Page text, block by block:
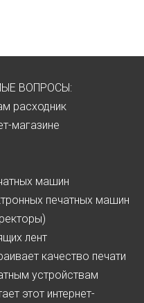
ВОПРОСЫ:
расходник
магазине
машин
печатных машин
лент
качество печати
устройствам
этот интернет-